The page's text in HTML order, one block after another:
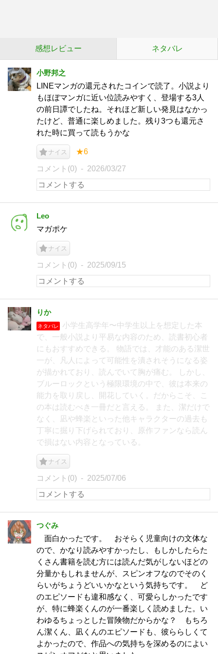
感想レビュー ネタバレ
小野邦之
LINEマンガの還元されたコインで読了。小説より
もほぼマンガに近い位読みやすく、登場する3人
の前日譚でしたね。それほど新しい発見はなかっ
たけど、普通に楽しめました。残り3つも還元さ
れた時に買って読もうかな
ナイス ★6
コメント(0) 2026/03/27
Leo
マガポケ
ナイス
コメント(0) 2025/09/15
りか
ネタバレ
小学生高学年〜中学生以上を想定した本
で、一般小説より平易な内容のため、読書初心者
にもおすすめできる。 物語では、才能のある潔世
一が、凡人によって可能性を潰されそうになる姿
が描かれており、読んでいて胸が痛む。 しかし、
ブルーロックという極限環境の中で、彼は本来の
能力を取り戻し、開花していく。だからこそ、こ
の本は読むべき一冊だと言える。 また、潔だけで
なく、凪や蜂楽といった他キャラクターの過去も
丁寧に掘り下げられており、原作ファンなら読ん
で損はない内容となっている。
ナイス
コメント(0) 2025/07/06
つぐみ
面白かったです。 おそらく児童向けの文体な
ので、かなり読みやすかったし、もしかしたらた
くさん書籍を読む方には読んだ気がしないほどの
分量かもしれませんが、スピンオフなのでそのく
らいがちょうどいいかなという気持ちです。 ど
のエピソードも違和感なく、可愛らしかったです
が、特に蜂楽くんのが一番楽しく読めました。い
わゆるちょっとした冒険物だからかな？ もちろ
ん潔くん、凪くんのエピソードも、彼ららしくて
よかったので、作品への気持ちを深めるのによい